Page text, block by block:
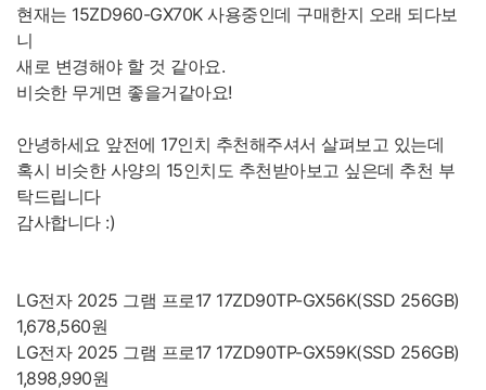
현재는 15ZD960-GX70K 사용중인데 구매한지 오래 되다보
니
새로 변경해야 할 것 같아요.
비슷한 무게면 좋을거같아요!
안녕하세요 앞전에 17인치 추천해주셔서 살펴보고 있는데
혹시 비슷한 사양의 15인치도 추천받아보고 싶은데 추천 부
탁드립니다
감사합니다 :)
LG전자 2025 그램 프로17 17ZD90TP-GX56K(SSD 256GB)
1,678,560원
LG전자 2025 그램 프로17 17ZD90TP-GX59K(SSD 256GB)
1,898,990원